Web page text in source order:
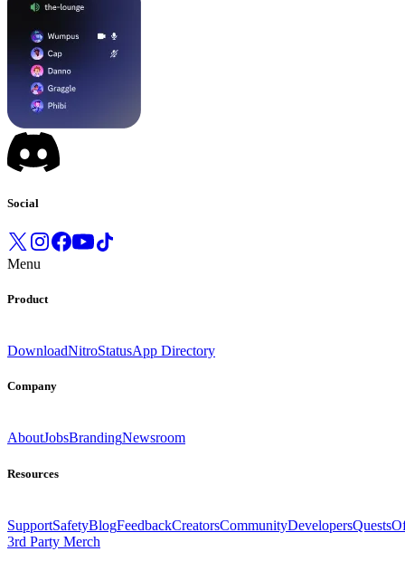
Social
Menu
Product
DownloadNitroStatusApp Directory
Company
AboutJobsBrandingNewsroom
Resources
SupportSafetyBlogFeedbackCreatorsCommunityDevelopersQuests
3rd Party Merch